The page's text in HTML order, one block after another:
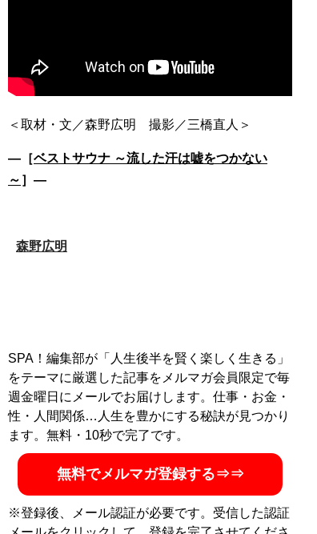
―［ベストサウナ ～流した汗は嘘をつかない
～ ］―
森野広明
SPA！編集部が「人生後半を賢く楽しく生きる」
をテーマに厳選した記事をメルマガ会員限定で毎
週金曜日にメールでお届けします。仕事・お金・
性・人間関係…人生を豊かにする秘訣が見つかり
ます。無料・10秒で完了です。
無料でメルマガ登録する⇒⇒
※登録後、メール認証が必要です。受信した認証